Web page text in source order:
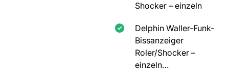
Shocker – einzeln
Delphin Waller-Funk-
Bissanzeiger
Roler/Shocker –
einzeln…